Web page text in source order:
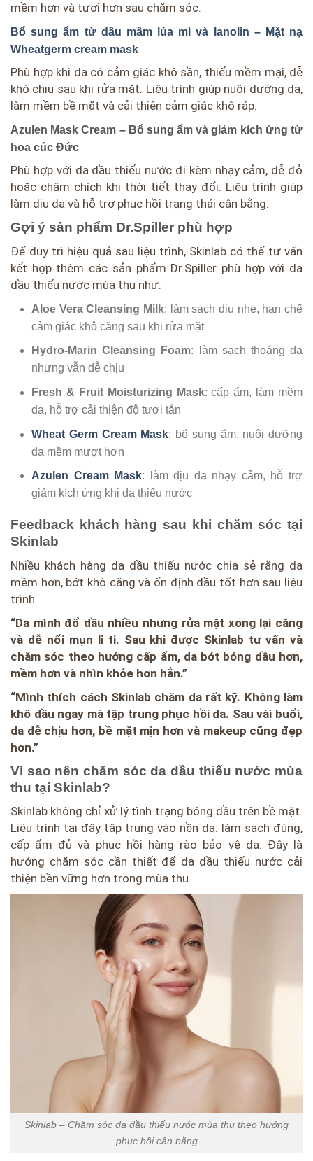
mềm hơn và tươi hơn sau chăm sóc.
Bổ sung ẩm từ dầu mầm lúa mì và lanolin – Mặt nạ
Wheatgerm cream mask
Phù hợp khi da có cảm giác khô sần, thiếu mềm mại, dễ
khó chịu sau khi rửa mặt. Liệu trình giúp nuôi dưỡng da,
làm mềm bề mặt và cải thiện cảm giác khô ráp.
Azulen Mask Cream – Bổ sung ẩm và giảm kích ứng từ
hoa cúc Đức
Phù hợp với da dầu thiếu nước đi kèm nhạy cảm, dễ đỏ
hoặc châm chích khi thời tiết thay đổi. Liệu trình giúp
làm dịu da và hỗ trợ phục hồi trạng thái cân bằng.
Gợi ý sản phẩm Dr.Spiller phù hợp
Để duy trì hiệu quả sau liệu trình, Skinlab có thể tư vấn
kết hợp thêm các sản phẩm Dr.Spiller phù hợp với da
dầu thiếu nước mùa thu như:
Aloe Vera Cleansing Milk: làm sạch dịu nhẹ, hạn chế
cảm giác khô căng sau khi rửa mặt
Hydro-Marin Cleansing Foam: làm sạch thoáng da
nhưng vẫn dễ chịu
Fresh & Fruit Moisturizing Mask: cấp ẩm, làm mềm
da, hỗ trợ cải thiện độ tươi tắn
Wheat Germ Cream Mask: bổ sung ẩm, nuôi dưỡng
da mềm mượt hơn
Azulen Cream Mask: làm dịu da nhạy cảm, hỗ trợ
giảm kích ứng khi da thiếu nước
Feedback khách hàng sau khi chăm sóc tại
Skinlab
Nhiều khách hàng da dầu thiếu nước chia sẻ rằng da
mềm hơn, bớt khô căng và ổn định dầu tốt hơn sau liệu
trình.
“Da mình đổ dầu nhiều nhưng rửa mặt xong lại căng
và dễ nổi mụn li ti. Sau khi được Skinlab tư vấn và
chăm sóc theo hướng cấp ẩm, da bớt bóng dầu hơn,
mềm hơn và nhìn khỏe hơn hẳn.”
“Mình thích cách Skinlab chăm da rất kỹ. Không làm
khô dầu ngay mà tập trung phục hồi da. Sau vài buổi,
da dễ chịu hơn, bề mặt mịn hơn và makeup cũng đẹp
hơn.”
Vì sao nên chăm sóc da dầu thiếu nước mùa
thu tại Skinlab?
Skinlab không chỉ xử lý tình trạng bóng dầu trên bề mặt.
Liệu trình tại đây tập trung vào nền da: làm sạch đúng,
cấp ẩm đủ và phục hồi hàng rào bảo vệ da. Đây là
hướng chăm sóc cần thiết để da dầu thiếu nước cải
thiện bền vững hơn trong mùa thu.
Skinlab – Chăm sóc da dầu thiếu nước mùa thu theo hướng
phục hồi cân bằng